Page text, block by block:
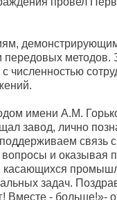
передовых методов.
численностью
имени А.М.
завод, лично
связь
и оказывая
задач.
Вместе - больше!»-